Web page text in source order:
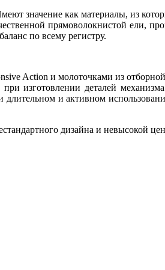
значение как материалы, из
прямоволокнистой ели,
по всему регистру.
Action и молоточками из
изготовлении деталей
и активном
дизайна и невысокой